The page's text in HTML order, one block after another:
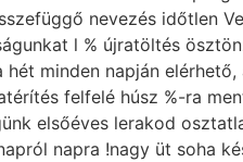
nevezés időtlen
l % újratöltés
minden napján
felfelé húsz %-ra
elsőéves lerakod
napra !nagy üt soha